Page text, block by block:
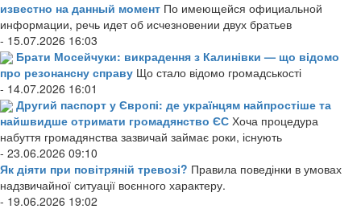
известно на данный момент По имеющейся официальной
информации, речь идет об исчезновении двух братьев
- 15.07.2026 16:03
Брати Мосейчуки: викрадення з Калинівки — що відомо
про резонансну справу Що стало відомо громадськості
- 14.07.2026 16:01
Другий паспорт у Європі: де українцям найпростіше та
найшвидше отримати громадянство ЄС Хоча процедура
набуття громадянства зазвичай займає роки, існують
- 23.06.2026 09:10
Як діяти при повітряній тревозі? Правила поведінки в умовах
надзвичайної ситуації воєнного характеру.
- 19.06.2026 19:02